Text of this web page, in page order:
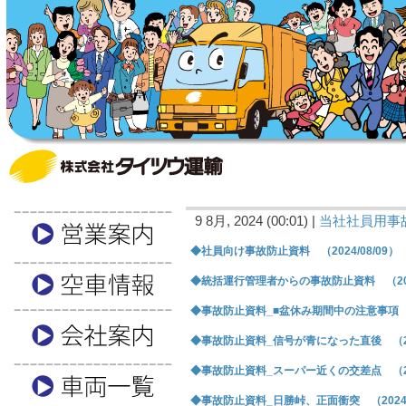
9 8月, 2024 (00:01) | 当社社員用事
◆社員向け事故防止資料 （2024/08/09）
◆統括運行管理者からの事故防止資料 （
◆事故防止資料_■盆休み期間中の注意事
◆事故防止資料_信号が青になった直後 （
◆事故防止資料_スーパー近くの交差点 （
◆事故防止資料_日勝峠、正面衝突 （